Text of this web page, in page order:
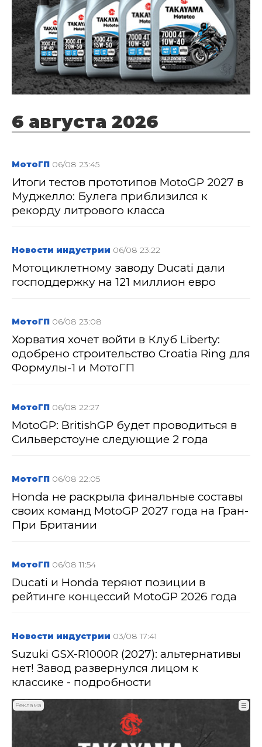
6 августа 2026
МотоГП 06/08 23:45
Итоги тестов прототипов MotoGP 2027 в
Муджелло: Булега приблизился к
рекорду литрового класса
Новости индустрии 06/08 23:22
Мотоциклетному заводу Ducati дали
господдержку на 121 миллион евро
МотоГП 06/08 23:08
Хорватия хочет войти в Клуб Liberty:
одобрено строительство Croatia Ring для
Формулы-1 и МотоГП
МотоГП 06/08 22:27
MotoGP: BritishGP будет проводиться в
Сильверстоуне следующие 2 года
МотоГП 06/08 22:05
Honda не раскрыла финальные составы
своих команд MotoGP 2027 года на Гран-
При Британии
МотоГП 06/08 11:54
Ducati и Honda теряют позиции в
рейтинге концессий MotoGP 2026 года
Новости индустрии 03/08 17:41
Suzuki GSX-R1000R (2027): альтернативы
нет! Завод развернулся лицом к
классике - подробности
Реклама ☰